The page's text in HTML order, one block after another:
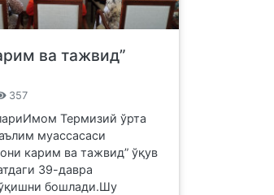
ва тажвид”
357
Термизий ўрта
муассасаси
карим ва тажвид” ўқув
39-давра
бошлади.Шу